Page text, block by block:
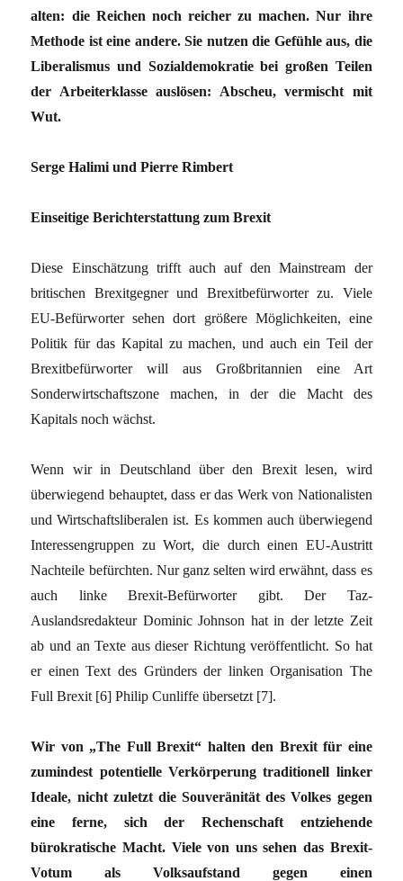
alten: die Reichen noch reicher zu machen. Nur ihre
Methode ist eine andere. Sie nutzen die Gefühle aus, die
Liberalismus und Sozialdemokratie bei großen Teilen
der Arbeiterklasse auslösen: Abscheu, vermischt mit
Wut.
Serge Halimi und Pierre Rimbert
Einseitige Berichterstattung zum Brexit
Diese Einschätzung trifft auch auf den Mainstream der
britischen Brexitgegner und Brexitbefürworter zu. Viele
EU-Befürworter sehen dort größere Möglichkeiten, eine
Politik für das Kapital zu machen, und auch ein Teil der
Brexitbefürworter will aus Großbritannien eine Art
Sonderwirtschaftszone machen, in der die Macht des
Kapitals noch wächst.
Wenn wir in Deutschland über den Brexit lesen, wird
überwiegend behauptet, dass er das Werk von Nationalisten
und Wirtschaftsliberalen ist. Es kommen auch überwiegend
Interessengruppen zu Wort, die durch einen EU-Austritt
Nachteile befürchten. Nur ganz selten wird erwähnt, dass es
auch linke Brexit-Befürworter gibt. Der Taz-
Auslandsredakteur Dominic Johnson hat in der letzte Zeit
ab und an Texte aus dieser Richtung veröffentlicht. So hat
er einen Text des Gründers der linken Organisation The
Full Brexit [6] Philip Cunliffe übersetzt [7].
Wir von „The Full Brexit“ halten den Brexit für eine
zumindest potentielle Verkörperung traditionell linker
Ideale, nicht zuletzt die Souveränität des Volkes gegen
eine ferne, sich der Rechenschaft entziehende
bürokratische Macht. Viele von uns sehen das Brexit-
Votum als Volksaufstand gegen einen